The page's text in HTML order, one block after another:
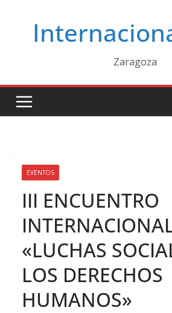
contenido
Zaragoza
EVENTOS
III ENCUENTRO
«LUCHAS
LOS DERECHOS
HUMANOS»